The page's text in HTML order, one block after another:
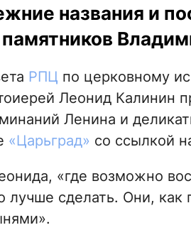
названия и
РПЦ по церковному
Леонид Калинин
Ленина и
«Царьград» со ссылкой
«где возможно
лучше сделать. Они, как